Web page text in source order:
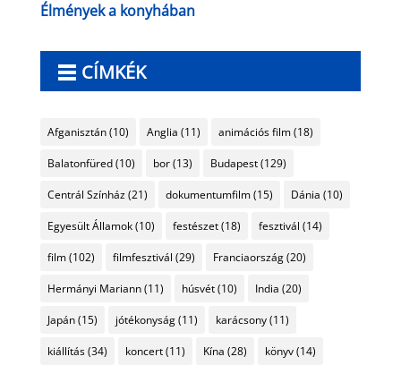
Élmények a konyhában
CÍMKÉK
Afganisztán(10) Anglia (11) animációs film(18)
Balatonfüred(10) bor(13) Budapest(129)
Centrál Színház(21) dokumentumfilm(15) Dánia (10)
Egyesült Államok(10) festészet(18) fesztivál (14)
film(102) filmfesztivál (29) Franciaország(20)
Hermányi Mariann(11) húsvét(10) India (20)
Japán(15) jótékonyság(11) karácsony(11)
kiállítás(34) koncert(11) Kína (28) könyv(14)